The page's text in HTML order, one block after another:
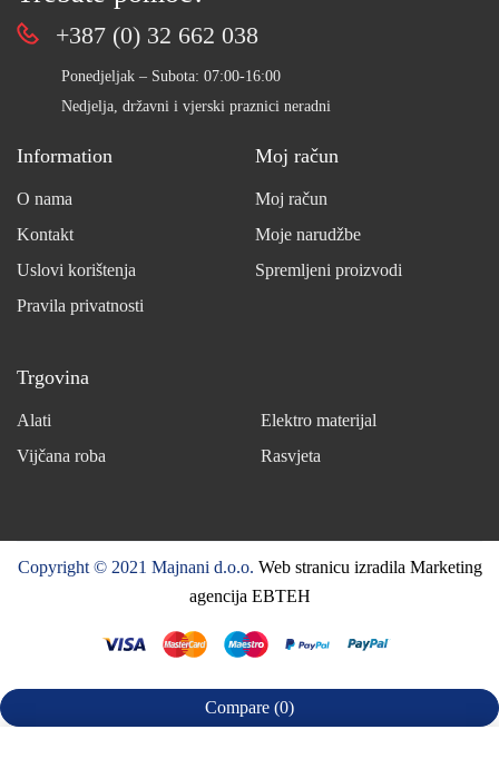
+387 (0) 32 662 038
Ponedjeljak – Subota: 07:00-16:00
Nedjelja, državni i vjerski praznici neradni
Information
O nama
Kontakt
Uslovi korištenja
Pravila privatnosti
Moj račun
Moj račun
Moje narudžbe
Spremljeni proizvodi
Trgovina
Alati
Elektro materijal
Vijčana roba
Rasvjeta
Copyright © 2021 Majnani d.o.o. Web stranicu izradila Marketing
agencija EBTEH
Compare (0)